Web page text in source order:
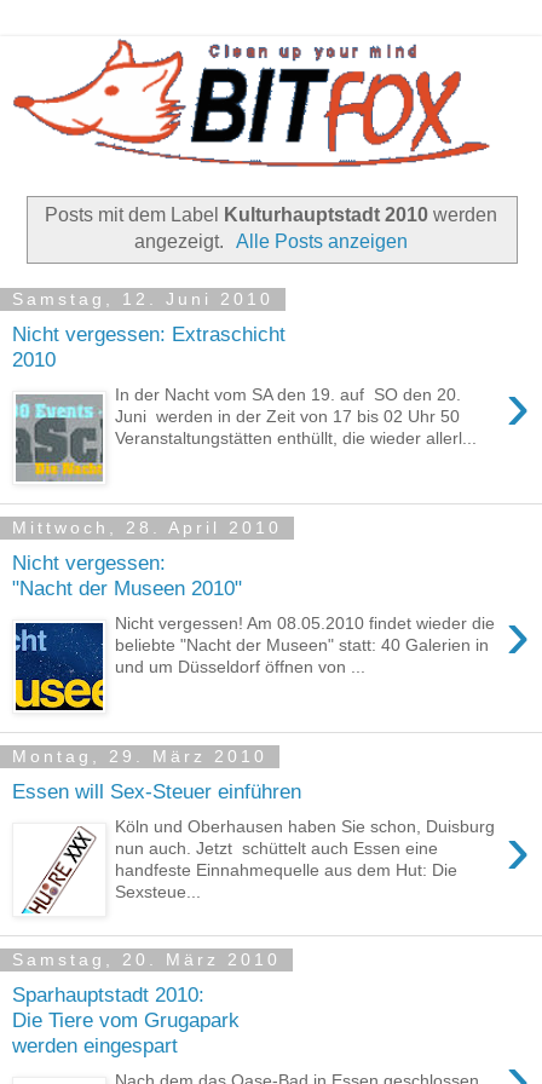
Posts mit dem Label Kulturhauptstadt 2010 werden
angezeigt.
Alle Posts anzeigen
Samstag, 12. Juni 2010
Nicht vergessen: Extraschicht
2010
›
In der Nacht vom SA den 19. auf SO den 20.
Juni werden in der Zeit von 17 bis 02 Uhr 50
Veranstaltungstätten enthüllt, die wieder allerl...
Mittwoch, 28. April 2010
Nicht vergessen:
"Nacht der Museen 2010"
›
Nicht vergessen! Am 08.05.2010 findet wieder die
beliebte "Nacht der Museen" statt: 40 Galerien in
und um Düsseldorf öffnen von ...
Montag, 29. März 2010
Essen will Sex-Steuer einführen
›
Köln und Oberhausen haben Sie schon, Duisburg
nun auch. Jetzt schüttelt auch Essen eine
handfeste Einnahmequelle aus dem Hut: Die
Sexsteue...
Samstag, 20. März 2010
Sparhauptstadt 2010:
Die Tiere vom Grugapark
werden eingespart
Nach dem das Oase-Bad in Essen geschlossen